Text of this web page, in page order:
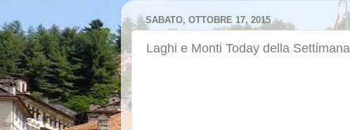
SABATO, OTTOBRE 17, 2015
Laghi e Monti Today della Settimana